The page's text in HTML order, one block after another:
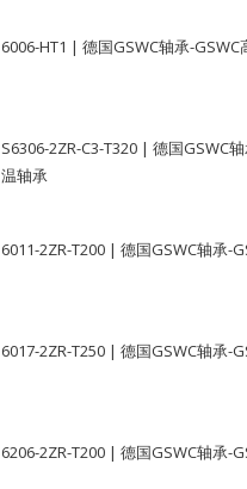
6006-HT1 | 德国GSWC轴承-GSWC
S6306-2ZR-C3-T320 | 德国GSWC
温轴承
6011-2ZR-T200 | 德国GSWC轴承-
6017-2ZR-T250 | 德国GSWC轴承-
6206-2ZR-T200 | 德国GSWC轴承-